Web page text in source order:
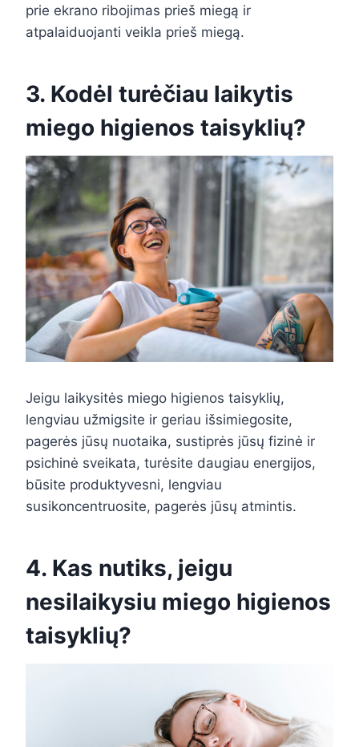
prie ekrano ribojimas prieš miegą ir
atpalaiduojanti veikla prieš miegą.
3. Kodėl turėčiau laikytis
miego higienos taisyklių?
Jeigu laikysitės miego higienos taisyklių,
lengviau užmigsite ir geriau išsimiegosite,
pagerės jūsų nuotaika, sustiprės jūsų fizinė ir
psichinė sveikata, turėsite daugiau energijos,
būsite produktyvesni, lengviau
susikoncentruosite, pagerės jūsų atmintis.
4. Kas nutiks, jeigu
nesilaikysiu miego higienos
taisyklių?